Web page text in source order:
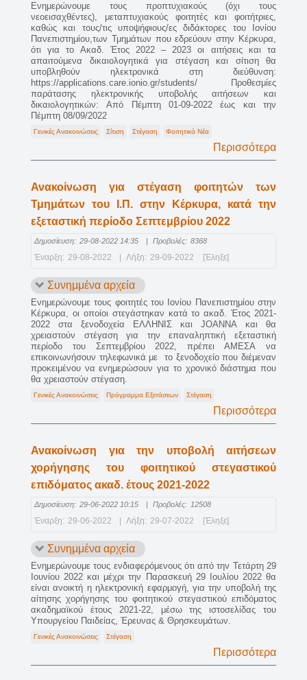
Ενημερώνουμε τους προπτυχιακούς (όχι τους
νεοεισαχθέντες), μεταπτυχιακούς φοιτητές και φοιτήτριες,
καθώς και τους/τις υποψήφιους/ες διδάκτορες του Ιονίου
Πανεπιστημίου,των Τμημάτων που εδρεύουν στην Κέρκυρα,
ότι για το Ακαδ. Έτος 2022 – 2023 οι αιτήσεις και τα
απαιτούμενα δικαιολογητικά για στέγαση και σίτιση θα
υποβληθούν ηλεκτρονικά στη διεύθυνση:
https://applications.care.ionio.gr/students/ Προθεσμίες
παράτασης ηλεκτρονικής υποβολής αιτήσεων και
δικαιολογητικών: Από Πέμπτη 01-09-2022 έως και την
Πέμπτη 08/09/2022
Γενικές Ανακοινώσεις Σίτιση Στέγαση Φοιτητικά Νέα
Περισσότερα
Ανακοίνωση για στέγαση φοιτητών των
Τμημάτων του Ι.Π. στην Κέρκυρα, κατά την
εξεταστική περίοδο Σεπτεμβρίου 2022
Δημοσίευση: 29-08-2022 14:35 | Προβολές: 8368
Έναρξη: 29-08-2022 Λήξη: 29-09-2022 [Έληξε]
Συνημμένα αρχεία
Ενημερώνουμε τους φοιτητές του Ιονίου Πανεπιστημίου στην
Κέρκυρα, οι οποίοι στεγάστηκαν κατά το ακαδ. Έτος 2021-
2022 στα ξενοδοχεία ΕΛΛΗΝΙΣ και JOANNA και θα
χρειαστούν στέγαση για την επαναληπτική εξεταστική
περίοδο του Σεπτεμβρίου 2022, πρέπει ΑΜΕΣΑ να
επικοινωνήσουν τηλεφωνικά με το ξενοδοχείο που διέμεναν
προκειμένου να ενημερώσουν για το χρονικό διάστημα που
θα χρειαστούν στέγαση.
Γενικές Ανακοινώσεις Πρόγραμμα Εξετάσεων Στέγαση
Περισσότερα
Ανακοίνωση για την υποβολή αιτήσεων
χορήγησης του φοιτητικού στεγαστικού
επιδόματος ακαδ. έτους 2021-2022
Δημοσίευση: 29-06-2022 10:15 | Προβολές: 12508
Έναρξη: 29-06-2022 Λήξη: 29-07-2022 [Έληξε]
Συνημμένα αρχεία
Ενημερώνουμε τους ενδιαφερόμενους ότι από την Τετάρτη 29
Ιουνίου 2022 και μέχρι την Παρασκευή 29 Ιουλίου 2022 θα
είναι ανοικτή η ηλεκτρονική εφαρμογή, για την υποβολή της
αίτησης χορήγησης του φοιτητικού στεγαστικού επιδόματος
ακαδημαϊκού έτους 2021-22, μέσω της ιστοσελίδας του
Υπουργείου Παιδείας, Έρευνας & Θρησκευμάτων.
Γενικές Ανακοινώσεις Στέγαση
Περισσότερα